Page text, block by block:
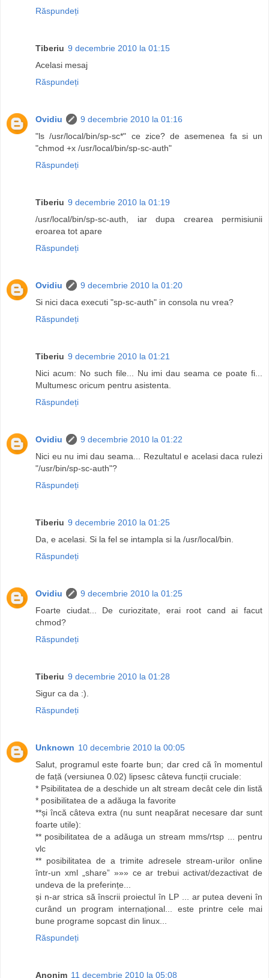
Răspundeți
Tiberiu 9 decembrie 2010 la 01:15
Acelasi mesaj
Răspundeți
Ovidiu
9 decembrie 2010 la 01:16
"ls /usr/local/bin/sp-sc*" ce zice? de asemenea fa si un
"chmod +x /usr/local/bin/sp-sc-auth"
Răspundeți
Tiberiu 9 decembrie 2010 la 01:19
/usr/local/bin/sp-sc-auth, iar dupa crearea permisiunii
eroarea tot apare
Răspundeți
Ovidiu
9 decembrie 2010 la 01:20
Si nici daca executi "sp-sc-auth" in consola nu vrea?
Răspundeți
Tiberiu 9 decembrie 2010 la 01:21
Nici acum: No such file... Nu imi dau seama ce poate fi...
Multumesc oricum pentru asistenta.
Răspundeți
Ovidiu
9 decembrie 2010 la 01:22
Nici eu nu imi dau seama... Rezultatul e acelasi daca rulezi
"/usr/bin/sp-sc-auth"?
Răspundeți
Tiberiu 9 decembrie 2010 la 01:25
Da, e acelasi. Si la fel se intampla si la /usr/local/bin.
Răspundeți
Ovidiu
9 decembrie 2010 la 01:25
Foarte ciudat... De curiozitate, erai root cand ai facut
chmod?
Răspundeți
Tiberiu 9 decembrie 2010 la 01:28
Sigur ca da :).
Răspundeți
Unknown 10 decembrie 2010 la 00:05
Salut, programul este foarte bun; dar cred că în momentul
de față (versiunea 0.02) lipsesc câteva funcții cruciale:
* Psibilitatea de a deschide un alt stream decât cele din listă
* posibilitatea de a adăuga la favorite
**și încă câteva extra (nu sunt neapărat necesare dar sunt
foarte utile):
** posibilitatea de a adăuga un stream mms/rtsp ... pentru
vlc
** posibilitatea de a trimite adresele stream-urilor online
într-un xml „share” »»» ce ar trebui activat/dezactivat de
undeva de la preferințe...
și n-ar strica să înscrii proiectul în LP ... ar putea deveni în
curând un program internațional... este printre cele mai
bune programe sopcast din linux...
Răspundeți
Anonim 11 decembrie 2010 la 05:08